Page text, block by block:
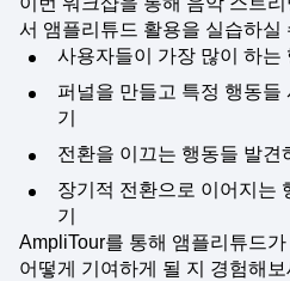
서 앰플리튜드 활용을 실습하실
사용자들이 가장 많이 하는
퍼널을 만들고 특정 행동
기
전환을 이끄는 행동들 발견
장기적 전환으로 이어지는
기
AmpliTour를 통해 앰플리튜드
어떻게 기여하게 될 지 경험해보